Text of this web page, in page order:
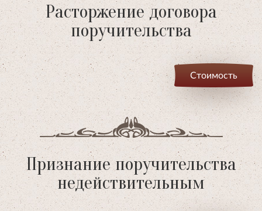
Расторжение договора
поручительства
Стоимость
Признание поручительства
недействительным